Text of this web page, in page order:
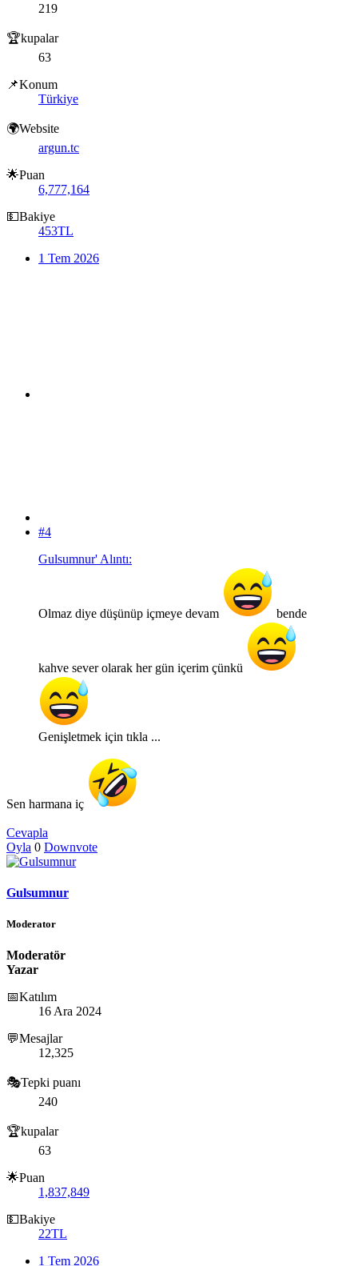
219
🏆kupalar
63
📌Konum
Türkiye
🌍Website
argun.tc
🌟Puan
6,777,164
💵Bakiye
453TL
1 Tem 2026
#4
Gulsumnur' Alıntı:
Olmaz diye düşünüp içmeye devam bende
kahve sever olarak her gün içerim çünkü
Genişletmek için tıkla ...
Sen harmana iç
Cevapla
Oyla 0 Downvote
Gulsumnur
Moderator
Moderatör
Yazar
📅Katılım
16 Ara 2024
💬Mesajlar
12,325
🎭Tepki puanı
240
🏆kupalar
63
🌟Puan
1,837,849
💵Bakiye
22TL
1 Tem 2026